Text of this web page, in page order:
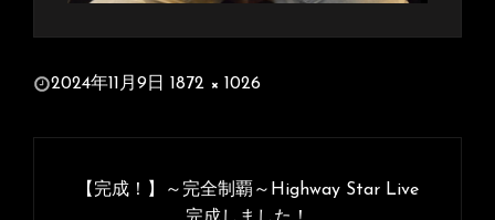
投
日:
2024年11月9日
ル
1872 × 1026
【完成！】～完全制覇～Highway Star Live